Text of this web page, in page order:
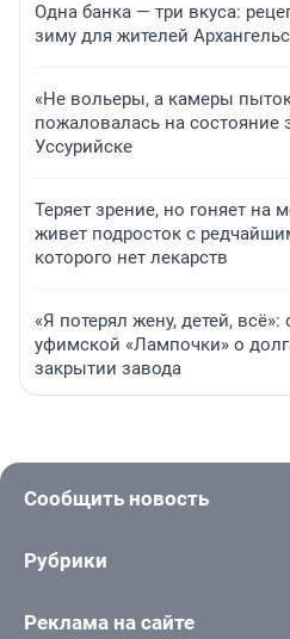
Одна банка — три вкуса:
зиму для жителей
«Не вольеры, а камеры
пожаловалась на состояние
Уссурийске
Теряет зрение, но гоняет на
живет подросток с
которого нет лекарств
«Я потерял жену, детей, всё»:
уфимской «Лампочки» о
закрытии завода
Сообщить новость
Рубрики
Реклама на сайте